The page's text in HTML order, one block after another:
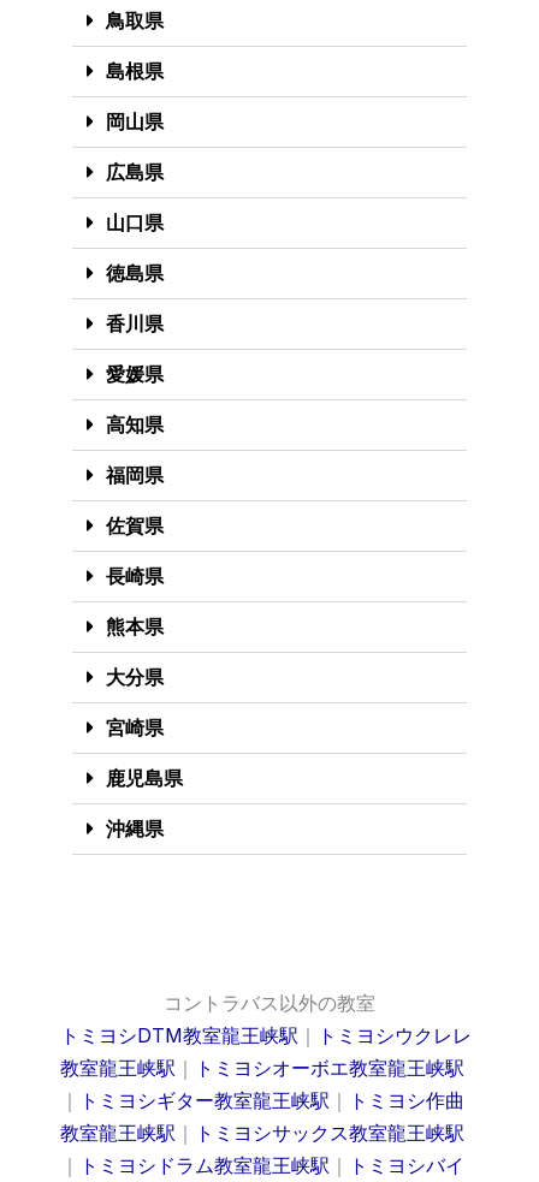
鳥取県
島根県
岡山県
広島県
山口県
徳島県
香川県
愛媛県
高知県
福岡県
佐賀県
長崎県
熊本県
大分県
宮崎県
鹿児島県
沖縄県
コントラバス以外の教室
トミヨシDTM教室龍王峡駅 ｜ トミヨシウクレレ
教室龍王峡駅 ｜ トミヨシオーボエ教室龍王峡駅
｜ トミヨシギター教室龍王峡駅 ｜ トミヨシ作曲
教室龍王峡駅 ｜ トミヨシサックス教室龍王峡駅
｜ トミヨシドラム教室龍王峡駅 ｜ トミヨシバイ